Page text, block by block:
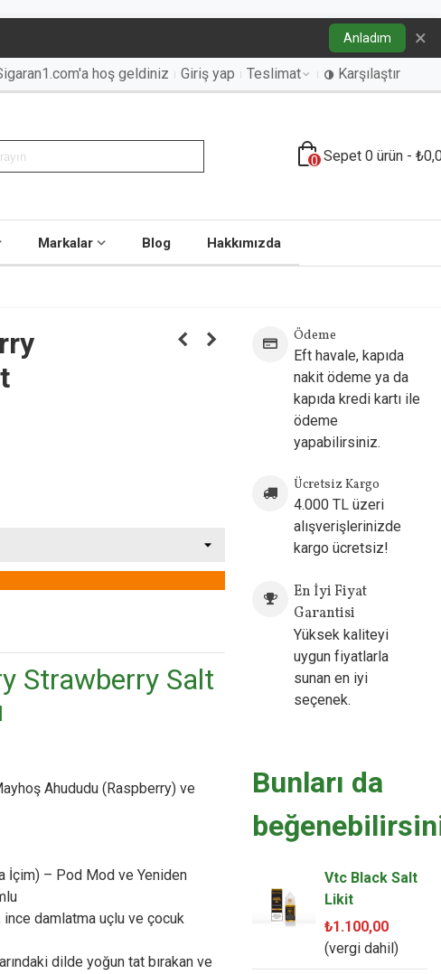
Anladım ×
hoş geldiniz Giriş yap Teslimat Karşılaştır
0 Sepet 0 ürün -
Markalar Blog Hakkımızda
Strawberry Salt
Ahududu (Raspberry) ve
İçim) – Pod Mod ve Yeniden
ince damlatma uçlu ve çocuk
dilde yoğun tat bırakan ve
Ödeme
Eft havale, kapıda
nakit ödeme ya da
kapıda kredi kartı ile
ödeme
yapabilirsiniz.
Ücretsiz Kargo
4.000 TL üzeri
alışverişlerinizde
kargo ücretsiz!
En İyi Fiyat
Garantisi
Yüksek kaliteyi
uygun fiyatlarla
sunan en iyi
seçenek.
Bunları da
Vtc Black Salt
Likit
₺1.100,00
(vergi dahil)